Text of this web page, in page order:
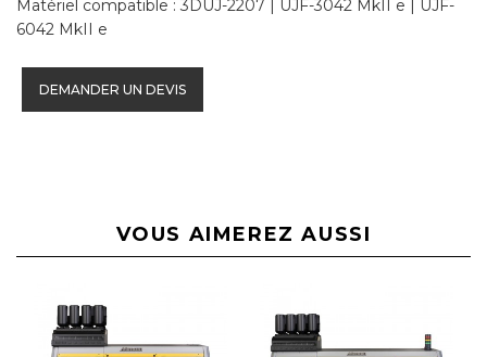
Matériel compatible : 3DUJ-2207 | UJF-3042 MkII e | UJF-
6042 MkII e
DEMANDER UN DEVIS
VOUS AIMEREZ AUSSI